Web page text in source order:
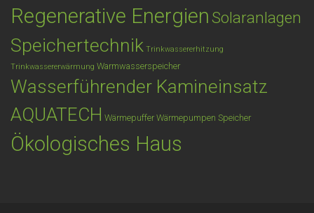
Regenerative Energien Solaranlagen
Speichertechnik Trinkwassererhitzung
Trinkwassererwärmung Warmwasserspeicher
Wasserführender Kamineinsatz
AQUATECH Wärmepuffer Wärmepumpen Speicher
Ökologisches Haus